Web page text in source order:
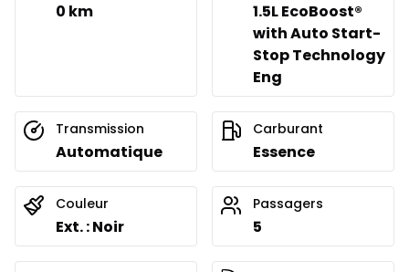
0 km
1.5L EcoBoost®
with Auto Start-
Stop Technology
Eng
Transmission
Automatique
Carburant
Essence
Couleur
Ext. : Noir
Passagers
5